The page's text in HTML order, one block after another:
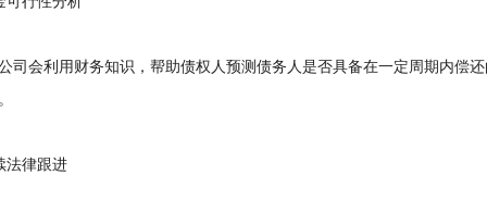
利用财务知识，帮助债权人预测债务人是否具备在一定周期内偿还
律跟进